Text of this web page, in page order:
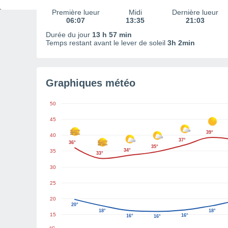
Première lueur
06:07
Midi
13:35
Dernière lueur
21:03
Durée du jour 13 h 57 min
Temps restant avant le lever de soleil 3h 2min
Graphiques météo
15
20
25
30
35
40
45
50
36°
33°
34°
35°
37°
39°
20°
18°
16°
16° 16°
18°